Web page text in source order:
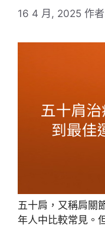
16 4 月, 2025 作
五十肩，又稱肩關
年人中比較常見。